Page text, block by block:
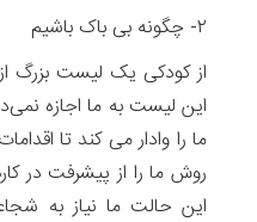
۲- چگونه بی باک باشیم
از کودکی یک لیست بزرگ از
این لیست به ما اجازه
ما را وادار می کند تا
روش ما را از پیشرفت در
این حالت ما نیاز به